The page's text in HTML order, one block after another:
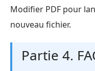
Modifier PDF pour
nouveau fichier.
Partie 4.